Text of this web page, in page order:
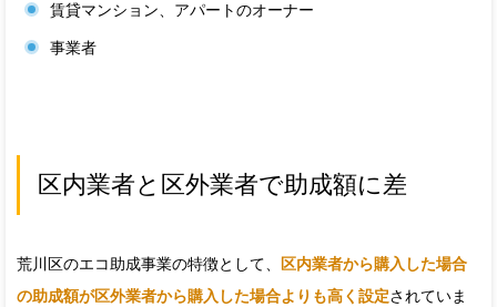
賃貸マンション、アパートのオーナー
事業者
区内業者と区外業者で助成額に差
荒川区のエコ助成事業の特徴として、
区内業者から購入した場合
の助成額が区外業者から購入した場合よりも高く設定されていま